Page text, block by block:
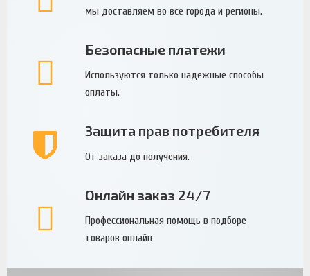
мы доставляем во все города и регионы.
Безопасные платежи
Используются только надежные способы
оплаты.
Защита прав потребителя
От заказа до получения.
Онлайн заказ 24/7
Профессиональная помощь в подборе
товаров онлайн